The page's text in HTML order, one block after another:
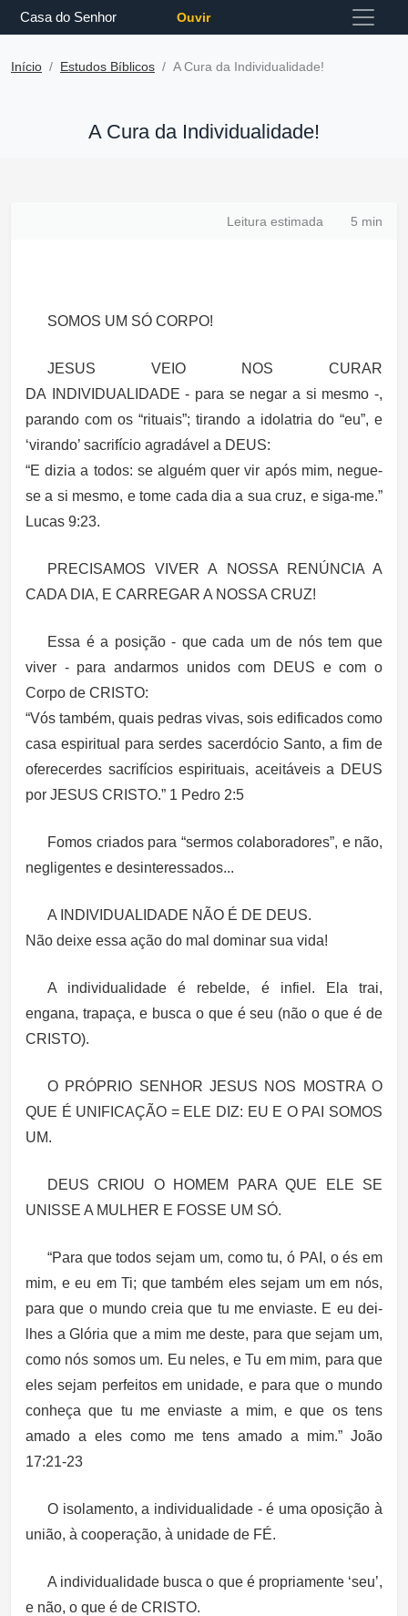
Casa do Senhor Ouvir
Início Estudos Bíblicos A Cura da Individualidade!
A Cura da Individualidade!
Leitura estimada 5 min
SOMOS UM SÓ CORPO!
JESUS VEIO NOS CURAR
DA INDIVIDUALIDADE - para se negar a si mesmo -,
parando com os “rituais”; tirando a idolatria do “eu”, e
‘virando’ sacrifício agradável a DEUS:
“E dizia a todos: se alguém quer vir após mim, negue-
se a si mesmo, e tome cada dia a sua cruz, e siga-me.”
Lucas 9:23.
PRECISAMOS VIVER A NOSSA RENÚNCIA A
CADA DIA, E CARREGAR A NOSSA CRUZ!
Essa é a posição - que cada um de nós tem que
viver - para andarmos unidos com DEUS e com o
Corpo de CRISTO:
“Vós também, quais pedras vivas, sois edificados como
casa espiritual para serdes sacerdócio Santo, a fim de
oferecerdes sacrifícios espirituais, aceitáveis a DEUS
por JESUS CRISTO.” 1 Pedro 2:5
Fomos criados para “sermos colaboradores”, e não,
negligentes e desinteressados...
A INDIVIDUALIDADE NÃO É DE DEUS.
Não deixe essa ação do mal dominar sua vida!
A individualidade é rebelde, é infiel. Ela trai,
engana, trapaça, e busca o que é seu (não o que é de
CRISTO).
O PRÓPRIO SENHOR JESUS NOS MOSTRA O
QUE É UNIFICAÇÃO = ELE DIZ: EU E O PAI SOMOS
UM.
DEUS CRIOU O HOMEM PARA QUE ELE SE
UNISSE A MULHER E FOSSE UM SÓ.
“Para que todos sejam um, como tu, ó PAI, o és em
mim, e eu em Ti; que também eles sejam um em nós,
para que o mundo creia que tu me enviaste. E eu dei-
lhes a Glória que a mim me deste, para que sejam um,
como nós somos um. Eu neles, e Tu em mim, para que
eles sejam perfeitos em unidade, e para que o mundo
conheça que tu me enviaste a mim, e que os tens
amado a eles como me tens amado a mim.” João
17:21-23
O isolamento, a individualidade - é uma oposição à
união, à cooperação, à unidade de FÉ.
A individualidade busca o que é propriamente ‘seu’,
e não, o que é de CRISTO.